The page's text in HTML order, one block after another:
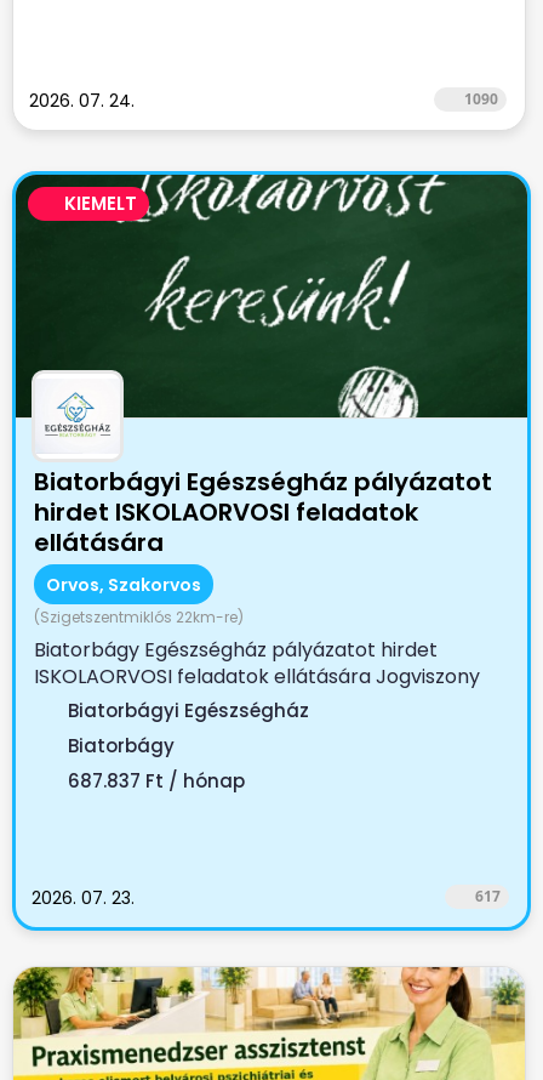
2026. 07. 24. 1090
KIEMELT
Biatorbágyi Egészségház pályázatot
hirdet ISKOLAORVOSI feladatok
ellátására
Orvos, Szakorvos
(Szigetszentmiklós 22km-re)
Biatorbágy Egészségház pályázatot hirdet
ISKOLAORVOSI feladatok ellátására Jogviszony
tartama:...
Biatorbágyi Egészségház
Biatorbágy
687.837 Ft / hónap
2026. 07. 23. 617